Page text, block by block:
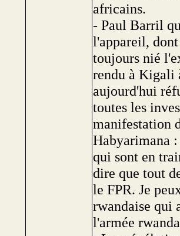
africains.
- Paul Barril
l'appareil,
toujours nié
rendu à Kigali
aujourd'hui
toutes les
manifestation
Habyarimana
qui sont en
dire que tout
le FPR. Je
rwandaise qui
l'armée